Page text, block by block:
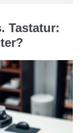
Tastatur: